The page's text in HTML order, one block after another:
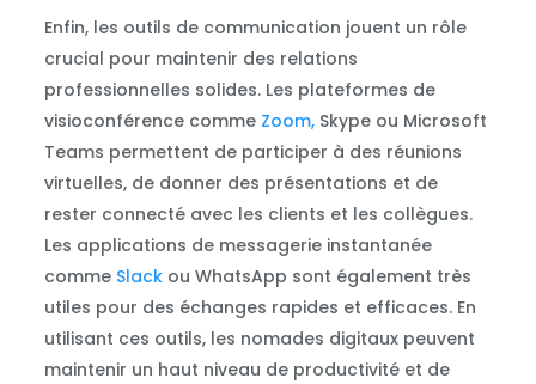
Enfin, les outils de communication jouent un rôle
crucial pour maintenir des relations
professionnelles solides. Les plateformes de
visioconférence comme Zoom,Skype ou Microsoft
Teams permettent de participer à des réunions
virtuelles, de donner des présentations et de
rester connecté avec les clients et les collègues.
Les applications de messagerie instantanée
comme Slackou WhatsApp sont également très
utiles pour des échanges rapides et efficaces. En
utilisant ces outils, les nomades digitaux peuvent
maintenir un haut niveau de productivité et de